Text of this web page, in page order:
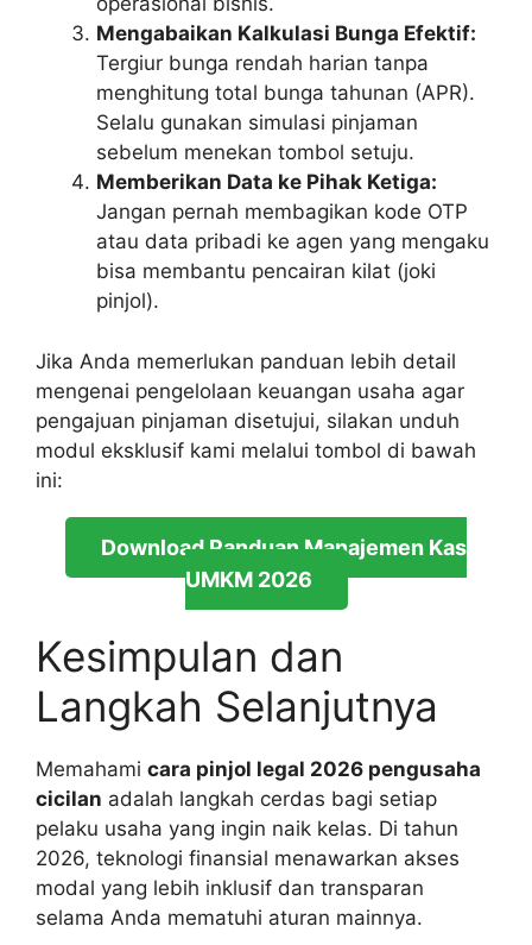
Mengabaikan Kalkulasi Bunga Efektif:
Tergiur bunga rendah harian tanpa
menghitung total bunga tahunan (APR).
Selalu gunakan simulasi pinjaman
sebelum menekan tombol setuju.
Memberikan Data ke Pihak Ketiga:
Jangan pernah membagikan kode OTP
atau data pribadi ke agen yang mengaku
bisa membantu pencairan kilat (joki
pinjol).
Jika Anda memerlukan panduan lebih detail
mengenai pengelolaan keuangan usaha agar
pengajuan pinjaman disetujui, silakan unduh
modul eksklusif kami melalui tombol di bawah
ini:
Download Panduan Manajemen Kas
UMKM 2026
Kesimpulan dan
Langkah Selanjutnya
Memahami cara pinjol legal 2026 pengusaha
cicilan adalah langkah cerdas bagi setiap
pelaku usaha yang ingin naik kelas. Di tahun
2026, teknologi finansial menawarkan akses
modal yang lebih inklusif dan transparan
selama Anda mematuhi aturan mainnya.